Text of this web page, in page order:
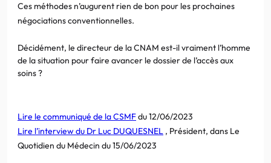
Ces méthodes n’augurent rien de bon pour les prochaines
négociations conventionnelles.
Décidément, le directeur de la CNAM est-il vraiment l’homme
de la situation pour faire avancer le dossier de l’accès aux
soins ?
Lire le communiqué de la CSMFdu 12/06/2023
Lire l’interview du Dr Luc DUQUESNEL , Président, dans Le
Quotidien du Médecin du 15/06/2023